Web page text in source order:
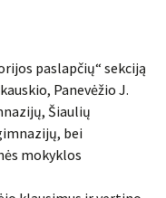
paslapčių“ sekciją
Panevėžio J.
Šiaulių
bei
mokyklos